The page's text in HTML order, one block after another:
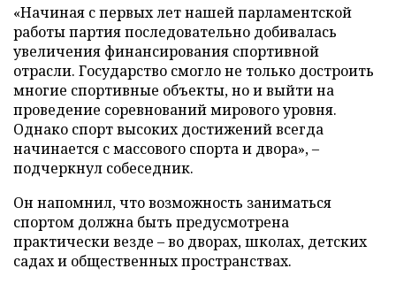
«Начиная с первых лет нашей парламентской
работы партия последовательно добивалась
увеличения финансирования спортивной
отрасли. Государство смогло не только достроить
многие спортивные объекты, но и выйти на
проведение соревнований мирового уровня.
Однако спорт высоких достижений всегда
начинается с массового спорта и двора», –
подчеркнул собеседник.
Он напомнил, что возможность заниматься
спортом должна быть предусмотрена
практически везде – во дворах, школах, детских
садах и общественных пространствах.